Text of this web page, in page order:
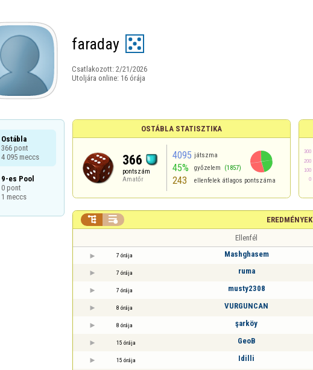
faraday
Csatlakozott: 2/21/2026
Utoljára online: 16 órája
Ostábla
366 pont
4 095 meccs
9-es Pool
0 pont
1 meccs
OSTÁBLA STATISZTIKA
366
pontszám
Amatőr
4095 játszma
45% győzelem (1857)
243 ellenfelek átlagos pontszáma
EREDMÉNYEK
 
Ellenfél
7 órája Mashghasem
7 órája ruma
7 órája musty2308
8 órája VURGUNCAN
8 órája şarköy
15 órája GeoB
15 órája Idilli